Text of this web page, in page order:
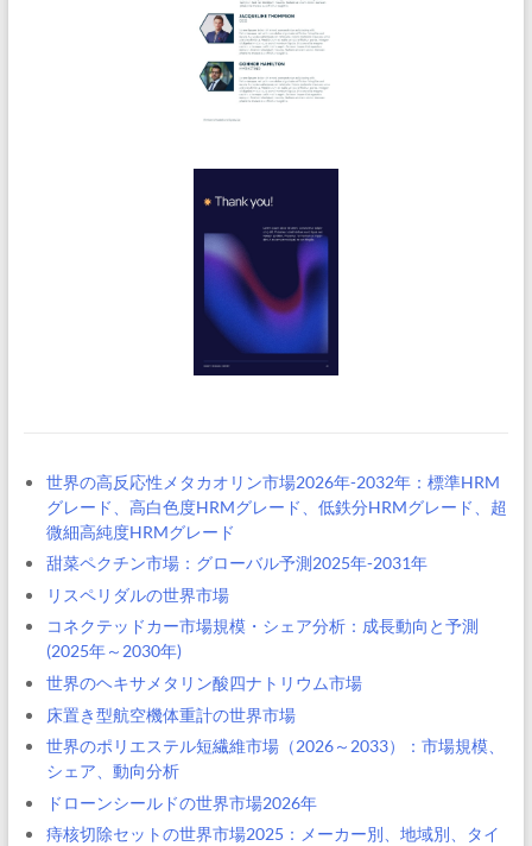
世界の高反応性メタカオリン市場2026年-2032年：標準HRM
グレード、高白色度HRMグレード、低鉄分HRMグレード、超
微細高純度HRMグレード
甜菜ペクチン市場：グローバル予測2025年-2031年
リスペリダルの世界市場
コネクテッドカー市場規模・シェア分析：成長動向と予測
(2025年～2030年)
世界のヘキサメタリン酸四ナトリウム市場
床置き型航空機体重計の世界市場
世界のポリエステル短繊維市場（2026～2033）：市場規模、
シェア、動向分析
ドローンシールドの世界市場2026年
痔核切除セットの世界市場2025：メーカー別、地域別、タイ